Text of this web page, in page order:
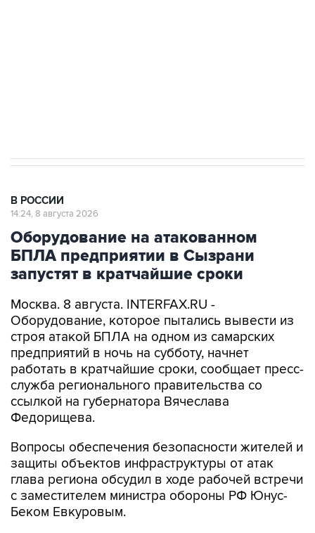
В РОССИИ
14:24, 8 августа 2026
Оборудование на атакованном
БПЛА предприятии в Сызрани
запустят в кратчайшие сроки
Москва. 8 августа. INTERFAX.RU -
Оборудование, которое пытались вывести из
строя атакой БПЛА на одном из самарских
предприятий в ночь на субботу, начнет
работать в кратчайшие сроки, сообщает пресс-
служба регионального правительства со
ссылкой на губернатора Вячеслава
Федорищева.
Вопросы обеспечения безопасности жителей и
защиты объектов инфраструктуры от атак
глава региона обсудил в ходе рабочей встречи
с заместителем министра обороны РФ Юнус-
Беком Евкуровым.